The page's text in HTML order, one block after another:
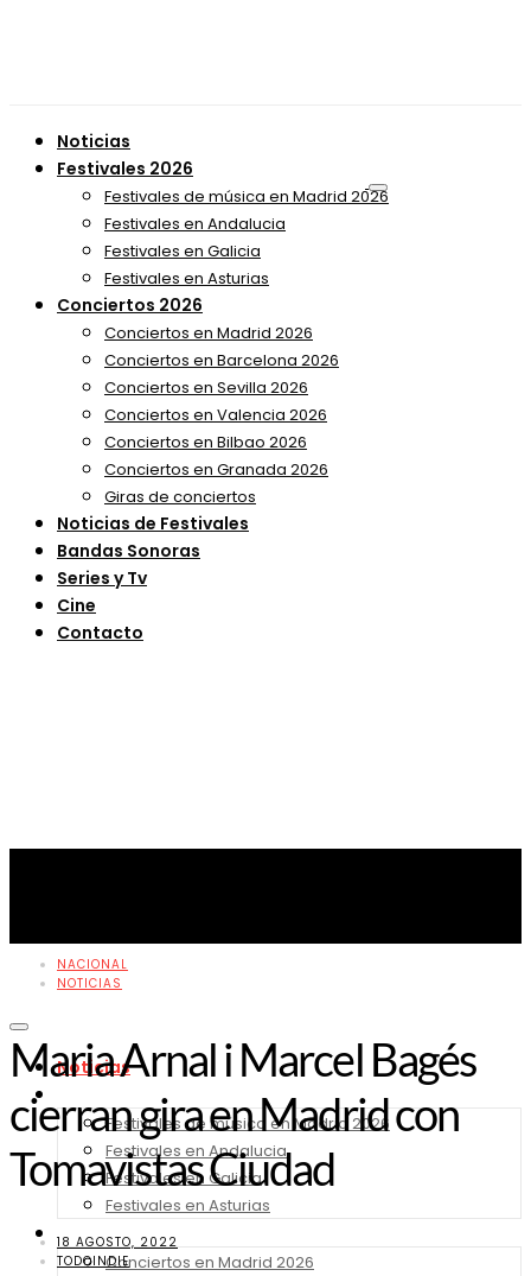
Noticias
Festivales 2026
Festivales de música en Madrid 2026
Festivales en Andalucia
Festivales en Galicia
Festivales en Asturias
Conciertos 2026
Conciertos en Madrid 2026
Conciertos en Barcelona 2026
Conciertos en Sevilla 2026
Conciertos en Valencia 2026
Conciertos en Bilbao 2026
Conciertos en Granada 2026
Giras de conciertos
Noticias de Festivales
Bandas Sonoras
Series y Tv
Cine
Contacto
Noticias
Festivales 2026
Festivales de música en Madrid 2026
Festivales en Andalucia
Festivales en Galicia
Festivales en Asturias
Conciertos 2026
Conciertos en Madrid 2026
NACIONAL
NOTICIAS
Maria Arnal i Marcel Bagés
cierran gira en Madrid con
Tomavistas Ciudad
18 AGOSTO, 2022
TODOINDIE